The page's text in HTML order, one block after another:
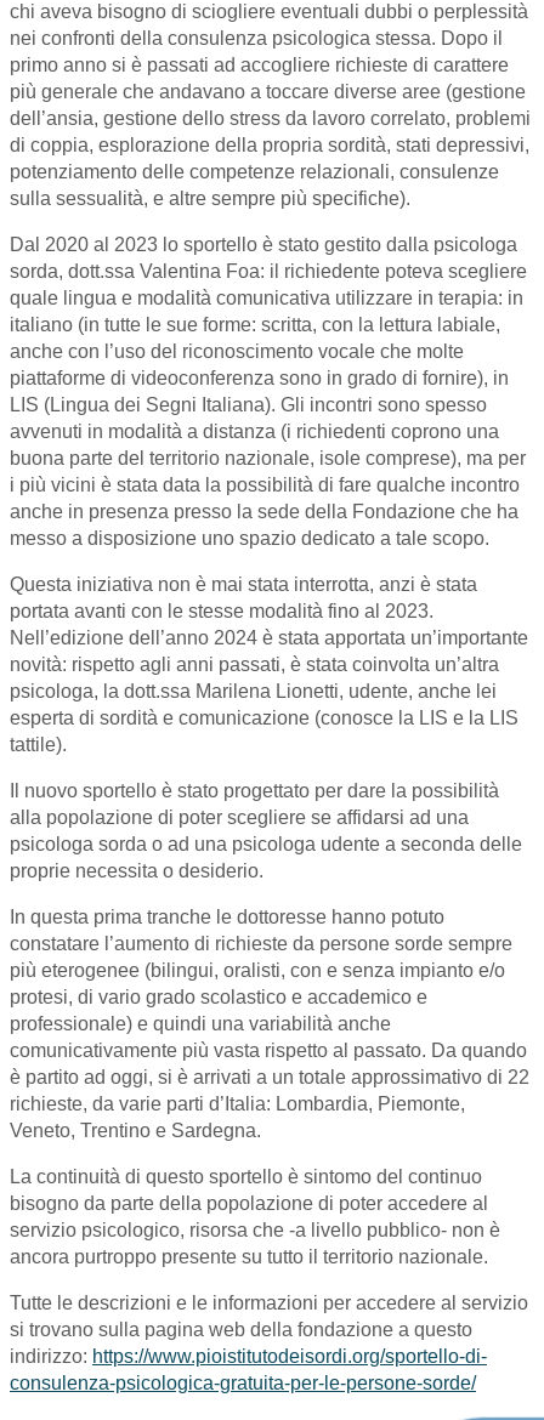
chi aveva bisogno di sciogliere eventuali dubbi o perplessità
nei confronti della consulenza psicologica stessa. Dopo il
primo anno si è passati ad accogliere richieste di carattere
più generale che andavano a toccare diverse aree (gestione
dell’ansia, gestione dello stress da lavoro correlato, problemi
di coppia, esplorazione della propria sordità, stati depressivi,
potenziamento delle competenze relazionali, consulenze
sulla sessualità, e altre sempre più specifiche).
Dal 2020 al 2023 lo sportello è stato gestito dalla psicologa
sorda, dott.ssa Valentina Foa: il richiedente poteva scegliere
quale lingua e modalità comunicativa utilizzare in terapia: in
italiano (in tutte le sue forme: scritta, con la lettura labiale,
anche con l’uso del riconoscimento vocale che molte
piattaforme di videoconferenza sono in grado di fornire), in
LIS (Lingua dei Segni Italiana). Gli incontri sono spesso
avvenuti in modalità a distanza (i richiedenti coprono una
buona parte del territorio nazionale, isole comprese), ma per
i più vicini è stata data la possibilità di fare qualche incontro
anche in presenza presso la sede della Fondazione che ha
messo a disposizione uno spazio dedicato a tale scopo.
Questa iniziativa non è mai stata interrotta, anzi è stata
portata avanti con le stesse modalità fino al 2023.
Nell’edizione dell’anno 2024 è stata apportata un’importante
novità: rispetto agli anni passati, è stata coinvolta un’altra
psicologa, la dott.ssa Marilena Lionetti, udente, anche lei
esperta di sordità e comunicazione (conosce la LIS e la LIS
tattile).
Il nuovo sportello è stato progettato per dare la possibilità
alla popolazione di poter scegliere se affidarsi ad una
psicologa sorda o ad una psicologa udente a seconda delle
proprie necessita o desiderio.
In questa prima tranche le dottoresse hanno potuto
constatare l’aumento di richieste da persone sorde sempre
più eterogenee (bilingui, oralisti, con e senza impianto e/o
protesi, di vario grado scolastico e accademico e
professionale) e quindi una variabilità anche
comunicativamente più vasta rispetto al passato. Da quando
è partito ad oggi, si è arrivati a un totale approssimativo di 22
richieste, da varie parti d’Italia: Lombardia, Piemonte,
Veneto, Trentino e Sardegna.
La continuità di questo sportello è sintomo del continuo
bisogno da parte della popolazione di poter accedere al
servizio psicologico, risorsa che -a livello pubblico- non è
ancora purtroppo presente su tutto il territorio nazionale.
Tutte le descrizioni e le informazioni per accedere al servizio
si trovano sulla pagina web della fondazione a questo
indirizzo: https://www.pioistitutodeisordi.org/sportello-di-
consulenza-psicologica-gratuita-per-le-persone-sorde/